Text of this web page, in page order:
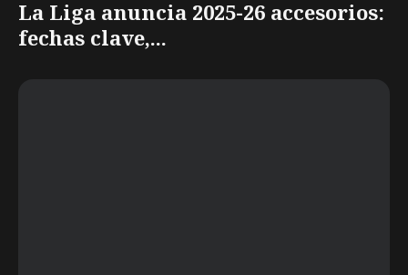
La Liga anuncia 2025-26 accesorios:
fechas clave,...